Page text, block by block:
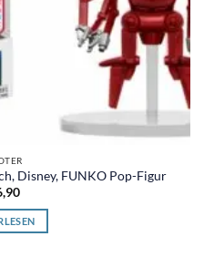
Disney, FUNKO Pop-Figur